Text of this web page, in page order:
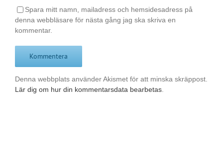
Spara mitt namn, mailadress och hemsidesadress på
denna webbläsare för nästa gång jag ska skriva en
kommentar.
Denna webbplats använder Akismet för att minska skräppost.
Lär dig om hur din kommentarsdata bearbetas